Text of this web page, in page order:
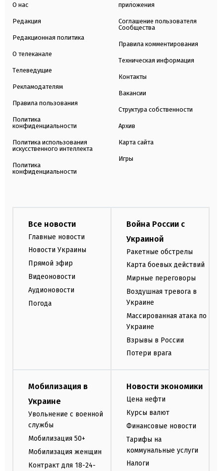
О нас
Редакция
Редакционная политика
О телеканале
Телеведущие
Рекламодателям
Правила пользования
Политика
конфиденциальности
Политика использования
искусственного интеллекта
Политика
конфиденциальности
приложения
Соглашение пользователя
Сообщества
Правила комментирования
Техническая информация
Контакты
Вакансии
Структура собственности
Архив
Карта сайта
Игры
Все новости
Главные новости
Новости Украины
Прямой эфир
Видеоновости
Аудионовости
Погода
Война России с
Украиной
Ракетные обстрелы
Карта боевых действий
Мирные переговоры
Воздушная тревога в
Украине
Массированная атака по
Украине
Взрывы в России
Потери врага
Мобилизация в
Украине
Увольнение с военной
службы
Мобилизация 50+
Мобилизация женщин
Контракт для 18-24-
Новости экономики
Цена нефти
Курсы валют
Финансовые новости
Тарифы на
коммунальные услуги
Налоги